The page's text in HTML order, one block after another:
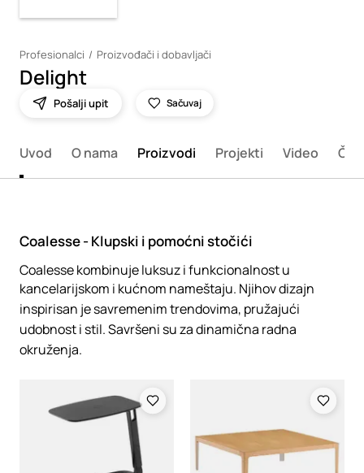
Profesionalci Proizvođači i dobavljači
Delight
Pošalji upit Sačuvaj
Uvod O nama Proizvodi Projekti Video
Coalesse - Klupski i pomoćni stočići
Coalesse kombinuje luksuz i funkcionalnost u
kancelarijskom i kućnom nameštaju. Njihov dizajn
inspirisan je savremenim trendovima, pružajući
udobnost i stil. Savršeni su za dinamična radna
okruženja.